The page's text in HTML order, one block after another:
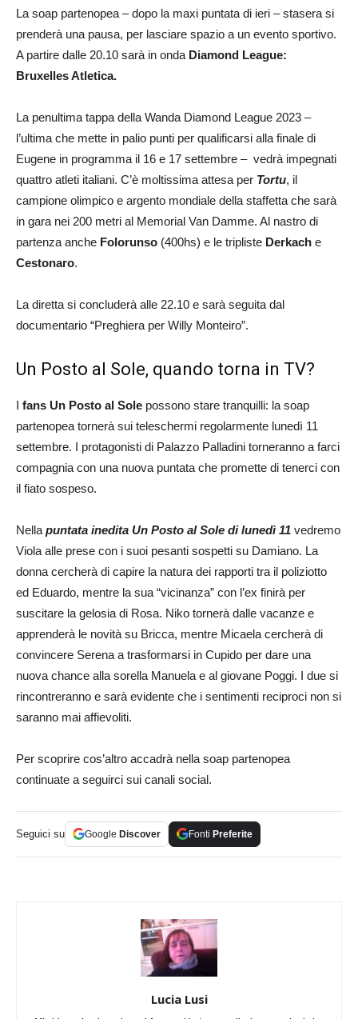
La soap partenopea – dopo la maxi puntata di ieri – stasera si
prenderà una pausa, per lasciare spazio a un evento sportivo.
A partire dalle 20.10 sarà in onda Diamond League:
Bruxelles Atletica.
La penultima tappa della Wanda Diamond League 2023 –
l’ultima che mette in palio punti per qualificarsi alla finale di
Eugene in programma il 16 e 17 settembre – vedrà impegnati
quattro atleti italiani. C’è moltissima attesa per Tortu, il
campione olimpico e argento mondiale della staffetta che sarà
in gara nei 200 metri al Memorial Van Damme. Al nastro di
partenza anche Folorunso (400hs) e le tripliste Derkach e
Cestonaro.
La diretta si concluderà alle 22.10 e sarà seguita dal
documentario “Preghiera per Willy Monteiro”.
Un Posto al Sole, quando torna in TV?
I fans Un Posto al Sole possono stare tranquilli: la soap
partenopea tornerà sui teleschermi regolarmente lunedì 11
settembre. I protagonisti di Palazzo Palladini torneranno a farci
compagnia con una nuova puntata che promette di tenerci con
il fiato sospeso.
Nella puntata inedita Un Posto al Sole di lunedì 11 vedremo
Viola alle prese con i suoi pesanti sospetti su Damiano. La
donna cercherà di capire la natura dei rapporti tra il poliziotto
ed Eduardo, mentre la sua “vicinanza” con l’ex finirà per
suscitare la gelosia di Rosa. Niko tornerà dalle vacanze e
apprenderà le novità su Bricca, mentre Micaela cercherà di
convincere Serena a trasformarsi in Cupido per dare una
nuova chance alla sorella Manuela e al giovane Poggi. I due si
rincontreranno e sarà evidente che i sentimenti reciproci non si
saranno mai affievoliti.
Per scoprire cos’altro accadrà nella soap partenopea
continuate a seguirci sui canali social.
Seguici su Google Discover Fonti Preferite
Lucia Lusi